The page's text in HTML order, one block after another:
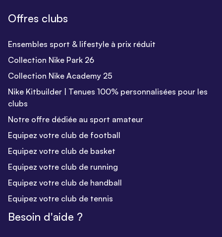
Offres clubs
Ensembles sport & lifestyle à prix réduit
Collection Nike Park 26
Collection Nike Academy 25
Nike Kitbuilder | Tenues 100% personnalisées pour les
clubs
Notre offre dédiée au sport amateur
Equipez votre club de football
Equipez votre club de basket
Equipez votre club de running
Equipez votre club de handball
Equipez votre club de tennis
Besoin d'aide ?